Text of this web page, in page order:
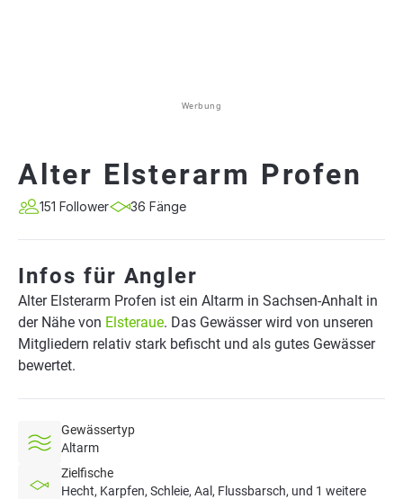
Werbung
Alter Elsterarm Profen
151 Follower 36 Fänge
Infos für Angler
Alter Elsterarm Profen ist ein Altarm in Sachsen-Anhalt in
der Nähe von Elsteraue. Das Gewässer wird von unseren
Mitgliedern relativ stark befischt und als gutes Gewässer
bewertet.
Gewässertyp
Altarm
Zielfische
Hecht, Karpfen, Schleie, Aal, Flussbarsch, und 1 weitere